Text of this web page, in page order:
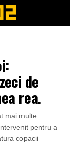
de
rea.
mai multe
pentru a
copacii